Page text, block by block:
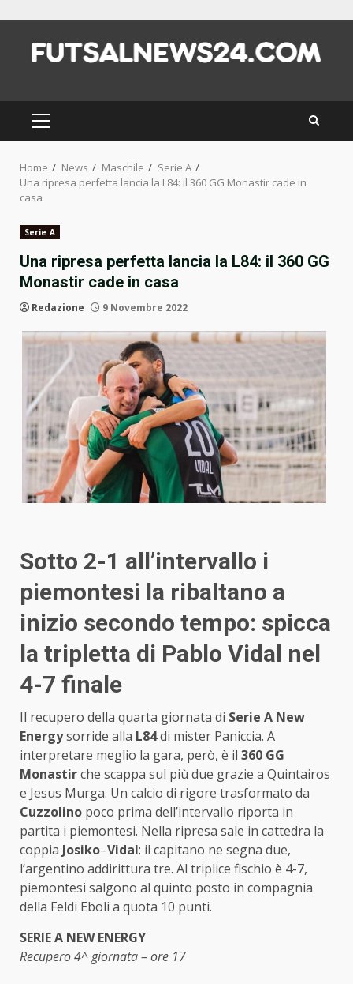
content
PRIMARY
MENU
Home News Maschile
Serie A
Una ripresa perfetta lancia la L84: il 360 GG Monastir cade in
casa
Serie A
Una ripresa perfetta lancia la L84: il 360 GG
Monastir cade in casa
Redazione 9 Novembre 2022
Sotto 2-1 all’intervallo i
piemontesi la ribaltano a
inizio secondo tempo: spicca
la tripletta di Pablo Vidal nel
4-7 finale
Il recupero della quarta giornata di Serie A New
Energysorride alla L84di mister Paniccia. A
interpretare meglio la gara, però, è il 360 GG
Monastirche scappa sul più due grazie a Quintairos
e Jesus Murga. Un calcio di rigore trasformato da
Cuzzolino poco prima dell’intervallo riporta in
partita i piemontesi. Nella ripresa sale in cattedra la
coppia Josiko–Vidal: il capitano ne segna due,
l’argentino addirittura tre. Al triplice fischio è 4-7,
piemontesi salgono al quinto posto in compagnia
della Feldi Eboli a quota 10 punti.
SERIE A NEW ENERGY
Recupero 4^ giornata – ore 17